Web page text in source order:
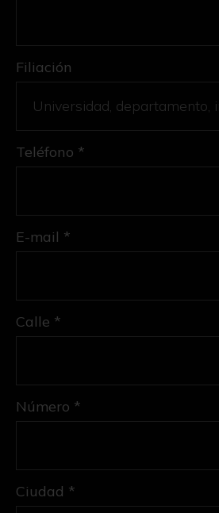
Filiación
Teléfono *
E-mail *
Calle *
Número *
Ciudad *